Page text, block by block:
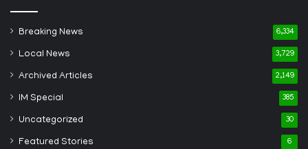
Breaking News 6,334
Local News 3,729
Archived Articles 2,149
IM Special 385
Uncategorized 30
Featured Stories 6